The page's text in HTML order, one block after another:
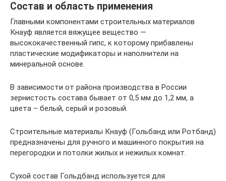
Состав и область применения
Главными компонентами строительных материалов
Кнауф является вяжущее вещество —
высококачественный гипс, к которому прибавлены
пластические модификаторы и наполнители на
минеральной основе.
В зависимости от района производства в России
зернистость состава бывает от 0,5 мм до 1,2 мм, а
цвета – белый, серый и розовый.
Строительные материалы Кнауф (Гольбанд или Ротбанд)
предназначены для ручного и машинного покрытия на
перегородки и потолки жилых и нежилых комнат.
Сухой состав Гольдбанд используется для